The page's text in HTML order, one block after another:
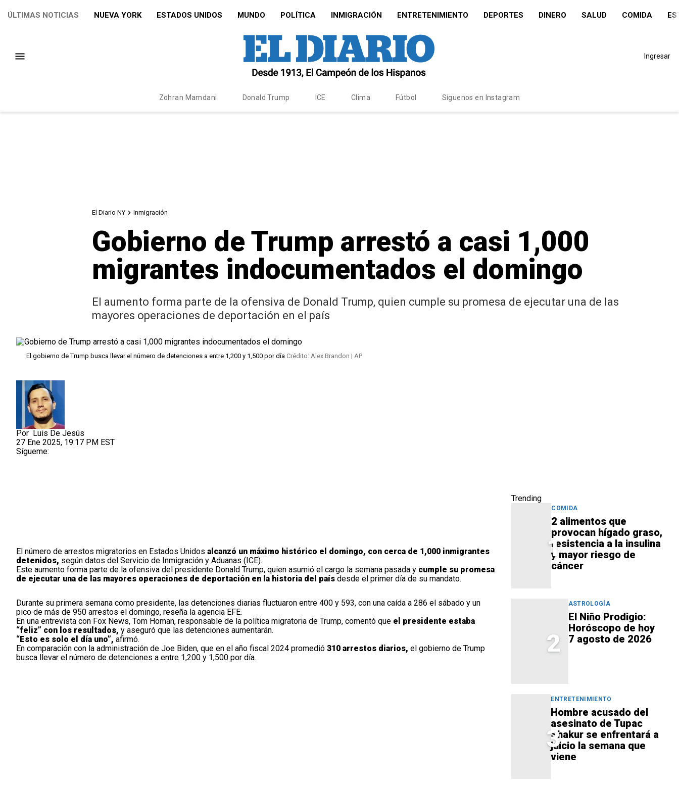
ÚLTIMAS NOTICIAS NUEVA YORK ESTADOS UNIDOS MUNDO POLÍTICA INMIGRACIÓN ENTRETENIMIENTO DEPORTES DINERO SALUD COMIDA
Ingresar
Zohran Mamdani Donald Trump ICE Clima Fútbol Síguenos en Instagram
El Diario NY Inmigración
Gobierno de Trump arrestó a casi 1,000
migrantes indocumentados el domingo
El aumento forma parte de la ofensiva de Donald Trump, quien cumple su promesa de ejecutar una de las
mayores operaciones de deportación en el país
El gobierno de Trump busca llevar el número de detenciones a entre 1,200 y 1,500 por día Crédito: Alex Brandon | AP
Por Luis De Jesús
27 Ene 2025, 19:17 PM EST
Sígueme:
El número de arrestos migratorios en Estados Unidos alcanzó un máximo histórico el domingo, con cerca de 1,000 inmigrantes
detenidos, según datos del Servicio de Inmigración y Aduanas (ICE).
Este aumento forma parte de la ofensiva del presidente Donald Trump, quien asumió el cargo la semana pasada y cumple su promesa
de ejecutar una de las mayores operaciones de deportación en la historia del país desde el primer día de su mandato.
Durante su primera semana como presidente, las detenciones diarias fluctuaron entre 400 y 593, con una caída a 286 el sábado y un
pico de más de 950 arrestos el domingo, reseña la agencia EFE.
En una entrevista con Fox News, Tom Homan, responsable de la política migratoria de Trump, comentó que el presidente estaba
“feliz” con los resultados, y aseguró que las detenciones aumentarán.
“Esto es solo el día uno”, afirmó.
En comparación con la administración de Joe Biden, que en el año fiscal 2024 promedió 310 arrestos diarios, el gobierno de Trump
busca llevar el número de detenciones a entre 1,200 y 1,500 por día.
Trending
1
COMIDA
2 alimentos que
provocan hígado graso,
resistencia a la insulina
y mayor riesgo de
cáncer
2
ASTROLOGÍA
El Niño Prodigio:
Horóscopo de hoy
7 agosto de 2026
3
ENTRETENIMIENTO
Hombre acusado del
asesinato de Tupac
Shakur se enfrentará a
juicio la semana que
viene